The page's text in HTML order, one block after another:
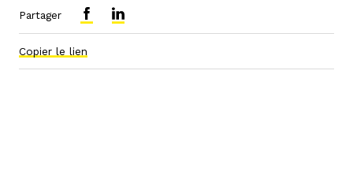
Partager
Copier le lien